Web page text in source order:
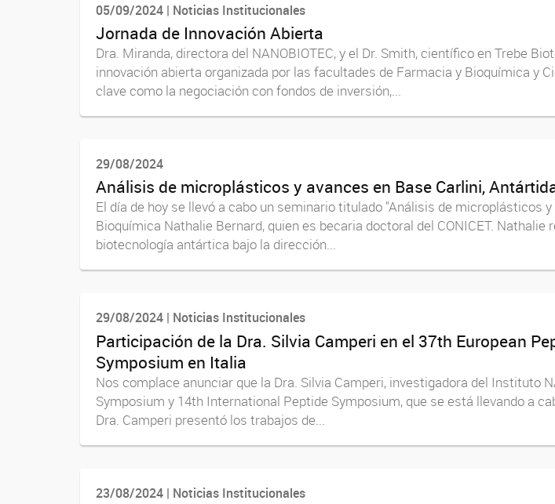
05/09/2024 | Noticias Institucionales
Jornada de Innovación Abierta
Dra. Miranda, directora del NANOBIOTEC, y el Dr. Smith, científico en Trebe
innovación abierta organizada por las facultades de Farmacia y Bioquímica y
clave como la negociación con fondos de inversión,...
29/08/2024
Análisis de microplásticos y avances en Base Carlini,
El día de hoy se llevó a cabo un seminario titulado "Análisis de microplásticos
Bioquímica Nathalie Bernard, quien es becaria doctoral del CONICET.
biotecnología antártica bajo la dirección...
29/08/2024 | Noticias Institucionales
Participación de la Dra. Silvia Camperi en el 37th European
Symposium en Italia
Nos complace anunciar que la Dra. Silvia Camperi, investigadora del Instituto
Symposium y 14th International Peptide Symposium, que se está llevando a
Dra. Camperi presentó los trabajos de...
23/08/2024 | Noticias Institucionales